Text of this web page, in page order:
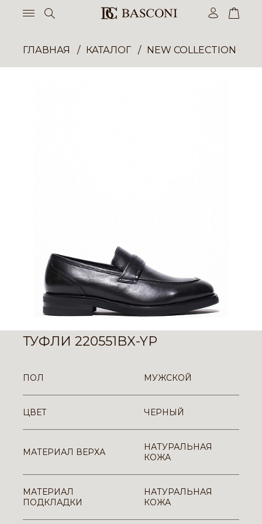
ГЛАВНАЯ КАТАЛОГ NEW COLLECTION
ТУФЛИ 220551BX-YP
ПОЛ МУЖСКОЙ
ЦВЕТ ЧЕРНЫЙ
МАТЕРИАЛ ВЕРХА
НАТУРАЛЬНАЯ
КОЖА
МАТЕРИАЛ
ПОДКЛАДКИ
НАТУРАЛЬНАЯ
КОЖА